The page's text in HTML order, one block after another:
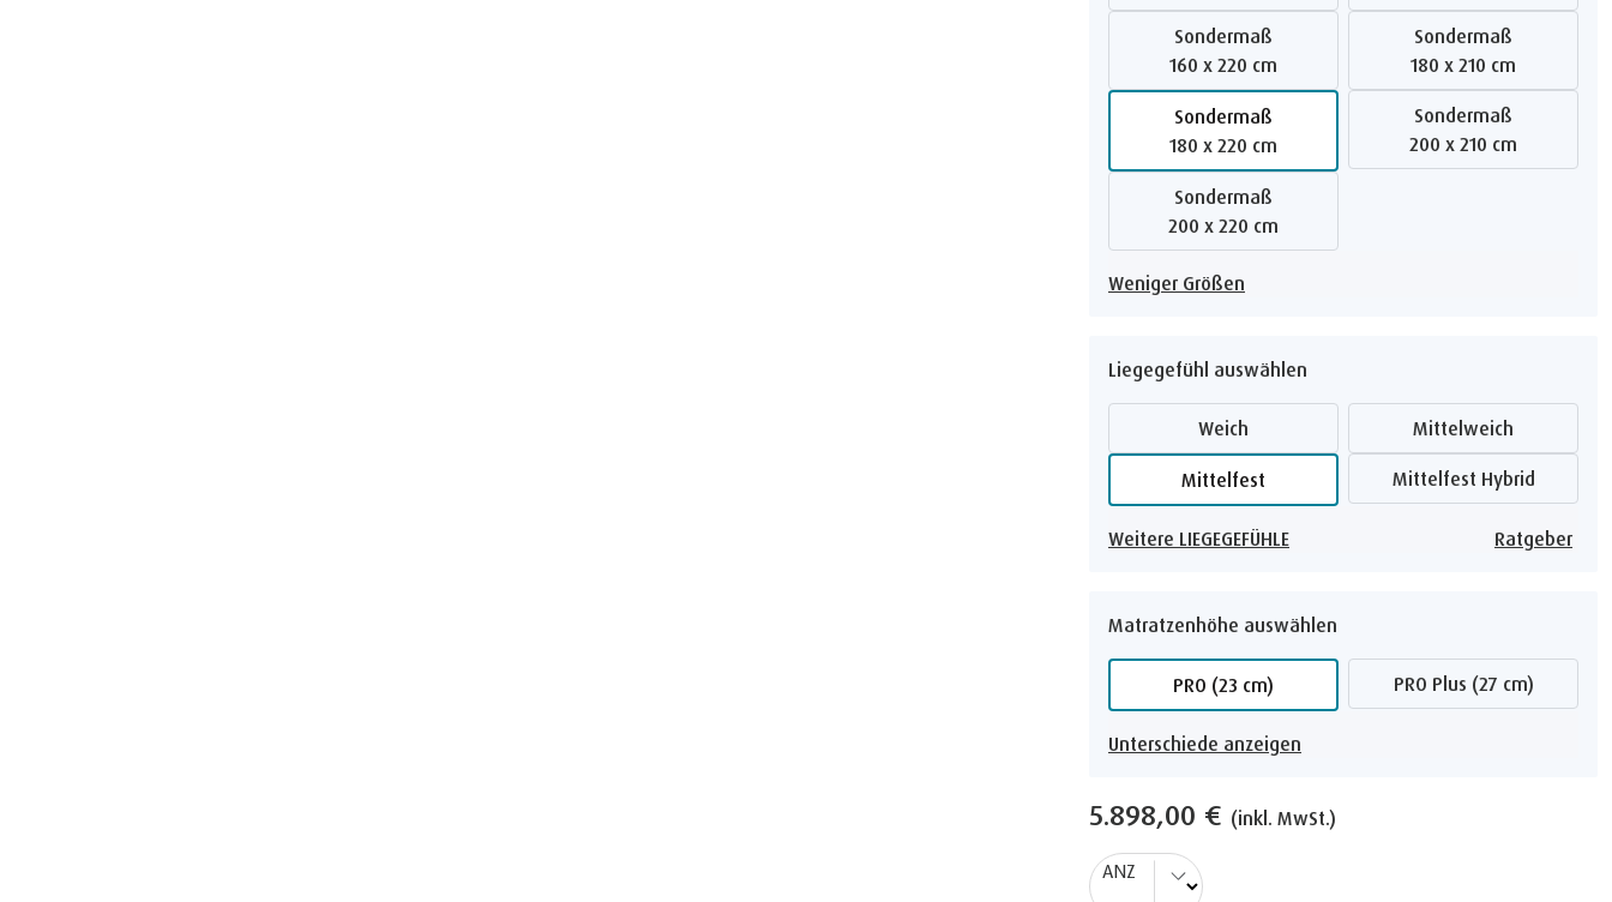
Sondermaß
160 x 220 cm
Sondermaß
180 x 210 cm
Sondermaß
180 x 220 cm
Sondermaß
200 x 210 cm
Sondermaß
200 x 220 cm
Weniger Größen
Liegegefühl auswählen
Weich Mittelweich
Mittelfest Mittelfest Hybrid
Weitere LIEGEGEFÜHLE Ratgeber
Matratzenhöhe auswählen
PRO (23 cm) PRO Plus (27 cm)
Unterschiede anzeigen
5.898,00 € (inkl. MwSt.)
ANZ